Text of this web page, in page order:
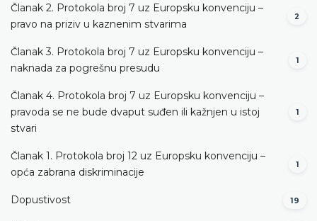
Članak 2. Protokola broj 7 uz Europsku konvenciju –
pravo na priziv u kaznenim stvarima
2
Članak 3. Protokola broj 7 uz Europsku konvenciju –
naknada za pogrešnu presudu
1
Članak 4. Protokola broj 7 uz Europsku konvenciju –
pravoda se ne bude dvaput suđen ili kažnjen u istoj
stvari
1
Članak 1. Protokola broj 12 uz Europsku konvenciju –
opća zabrana diskriminacije
1
Dopustivost 19